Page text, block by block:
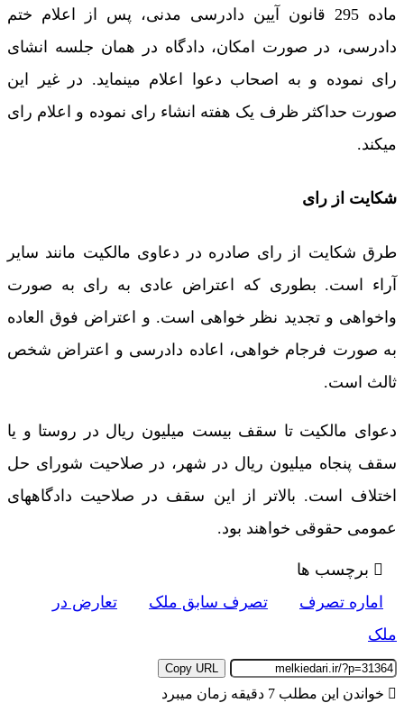
ماده 295 قانون آیین دادرسی مدنی، پس از اعلام ختم
دادرسی، در صورت امکان، دادگاه در همان جلسه انشای
رای نموده و به اصحاب دعوا اعلام مینماید. در غیر این
صورت حداکثر ظرف یک هفته انشاء رای نموده و اعلام رای
میکند.
شکایت از رای
طرق شکایت از رای صادره در دعاوی مالکیت مانند سایر
آراء است. بطوری که اعتراض عادی به رای به صورت
واخواهی و تجدید نظر خواهی است. و اعتراض فوق العاده
به صورت فرجام خواهی، اعاده دادرسی و اعتراض شخص
ثالث است.
دعوای مالکیت تا سقف بیست میلیون ریال در روستا و یا
سقف پنجاه میلیون ریال در شهر، در صلاحیت شورای حل
اختلاف است. بالاتر از این سقف در صلاحیت دادگاههای
عمومی حقوقی خواهند بود.
برچسب ها
اماره تصرف
تصرف سابق ملک
تعارض در
ملک
Copy URL
خواندن این مطلب 7 دقیقه زمان میبرد